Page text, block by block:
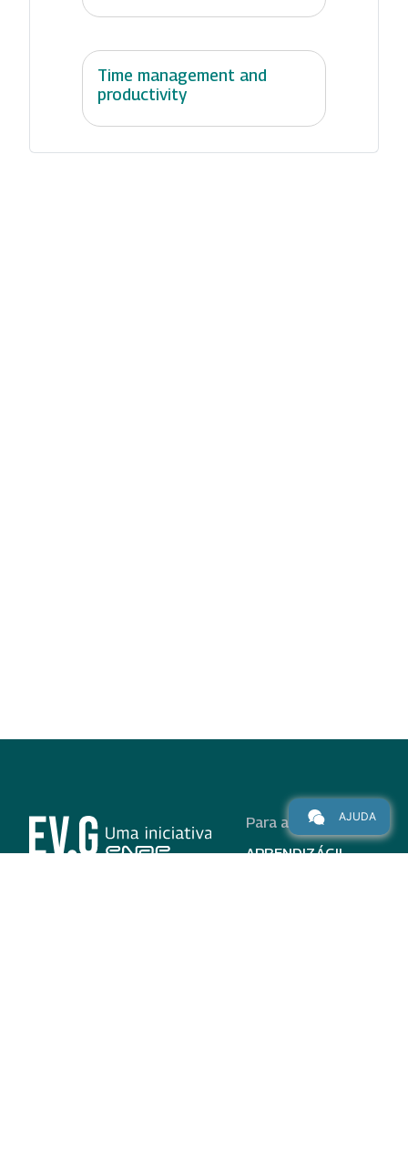
Time management and
productivity
Para alunos
APRENDIZÁGIL
AJUDA